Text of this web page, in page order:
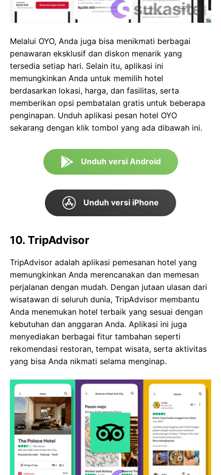
Melalui OYO, Anda juga bisa menikmati berbagai
penawaran eksklusif dan diskon menarik yang
tersedia setiap hari. Selain itu, aplikasi ini
memungkinkan Anda untuk memilih hotel
berdasarkan lokasi, harga, dan fasilitas, serta
memberikan opsi pembatalan gratis untuk beberapa
penginapan. Unduh aplikasi pesan hotel OYO
sekarang dengan klik tombol yang ada dibawah ini.
Unduh versi Android
Unduh versi iPhone
10. TripAdvisor
TripAdvisor adalah aplikasi pemesanan hotel yang
memungkinkan Anda merencanakan dan memesan
perjalanan dengan mudah. Dengan jutaan ulasan dari
wisatawan di seluruh dunia, TripAdvisor membantu
Anda menemukan hotel terbaik yang sesuai dengan
kebutuhan dan anggaran Anda. Aplikasi ini juga
menyediakan berbagai fitur tambahan seperti
rekomendasi restoran, tempat wisata, serta aktivitas
yang bisa Anda nikmati selama menginap.